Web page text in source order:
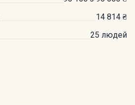
14 814 ₴
25 людей